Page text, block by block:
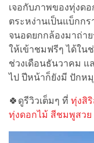
เจอกับภาพของทุ่งด
ตระหง่านเป็นแบ็กก
จนอดยกกล้องมาถ่า
ให้เข้าชมฟรีๆ ได้ใ
ช่วงเดือนธันวาคม
ไป ปีหน้าก็ยังมี ปักห
🍀ดูรีวิวเต็มๆ ที่ ทุ่งสิ
ทุ่งดอกไม้ สีชมพูสวย